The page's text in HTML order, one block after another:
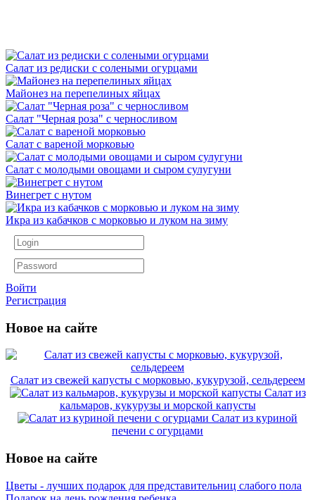
Салат из редиски с солеными огурцами
Майонез на перепелиных яйцах
Салат "Черная роза" с черносливом
Салат с вареной морковью
Салат с молодыми овощами и сыром сулугуни
Винегрет с нутом
Икра из кабачков с морковью и луком на зиму
Войти
Регистрация
Новое на сайте
Салат из свежей капусты с морковью, кукурузой, сельдереем
Салат из
кальмаров, кукурузы и морской капусты
Салат из куриной
печени с огурцами
Новое на сайте
Цветы - лучших подарок для представительниц слабого пола